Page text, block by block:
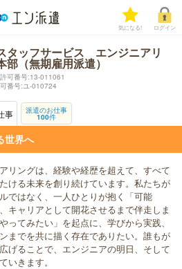
気になる! ログイン
タッフサービス エンジニアリ
部（無期雇用派遣）
可番号:13-011061
番号:ユ-010724
事 派遣のお仕事
100件
世界へ
リングは、経験や経歴を超えて、すべて
ける未来を創り続けています。私たちが
ではなく、一人ひとりが抱く「可能
キャリアとして開花させるまで伴走しま
ってみたい」を起点に、学びから実践、
までを共に描く存在でありたい。誰もが
げることで、エンジニアの明日、そして
いきます。